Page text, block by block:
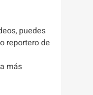
puedes
reportero de
más